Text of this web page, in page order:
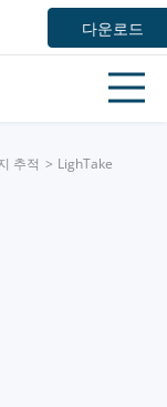
다운로드
추적 LighTake